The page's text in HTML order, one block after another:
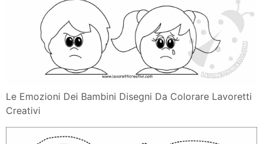
Le Emozioni Dei Bambini Disegni Da Colorare Lavoretti
Creativi